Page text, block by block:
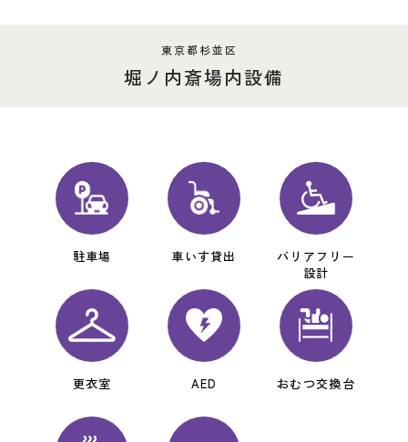
東京都杉並区
堀ノ内斎場内設備
駐車場 車いす貸出
バリアフリー
設計
更衣室 AED おむつ交換台